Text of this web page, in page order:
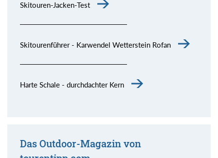
Skitouren-Jacken-Test
Skitourenführer - Karwendel Wetterstein Rofan
Harte Schale - durchdachter Kern
Das Outdoor-Magazin von